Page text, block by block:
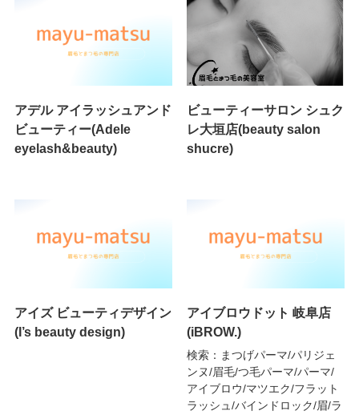
アデル アイラッシュアンド
ビューティー(Adele
eyelash&beauty)
ビューティーサロン シュク
レ大垣店(beauty salon
shucre)
アイズ ビューティデザイン
(I’s beauty design)
アイブロウドット 岐阜店
(iBROW.)
検索：まつげパーマ/パリジェ
ンヌ/眉毛/つ毛パーマ/パーマ/
アイブロウ/マツエク/フラット
ラッシュ/バインドロック/眉/ラ